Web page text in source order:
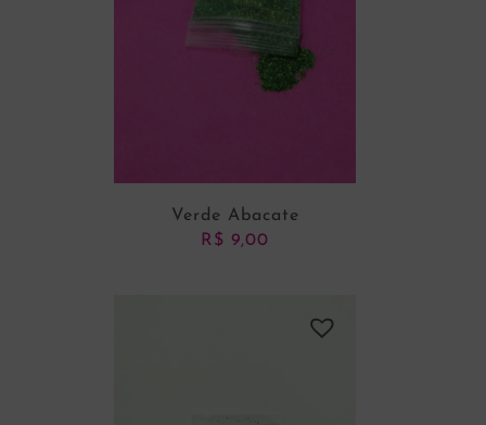
Verde Abacate
R$ 9,00